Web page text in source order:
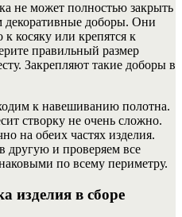
не может полностью закрыть
декоративные доборы. Они
к косяку или крепятся к
правильный размер
Закрепляют такие доборы в
к навешиванию полотна.
створку не очень сложно.
на обеих частях изделия.
другую и проверяем все
по всему периметру.
изделия в сборе